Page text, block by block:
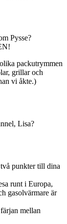
Pysse?
packutrymmen
grillar och
vi åkte.)
Lisa?
punkter till dina
runt i Europa,
gasolvärmare är
mellan